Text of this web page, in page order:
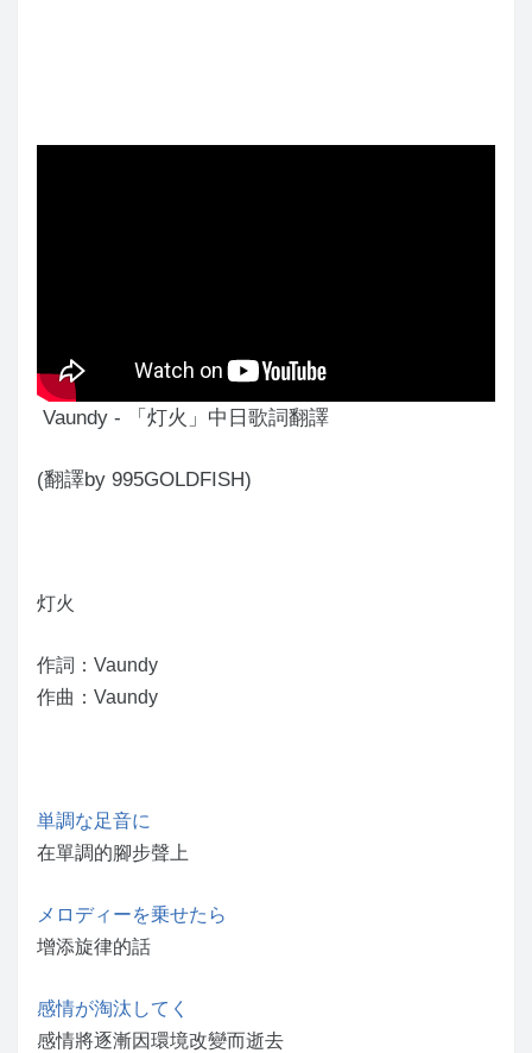
Vaundy - 「灯火」中日歌詞翻譯
(翻譯by 995GOLDFISH)
灯火
作詞：Vaundy
作曲：Vaundy
単調な足音に
在單調的腳步聲上
メロディーを乗せたら
增添旋律的話
感情が淘汰してく
感情將逐漸因環境改變而逝去